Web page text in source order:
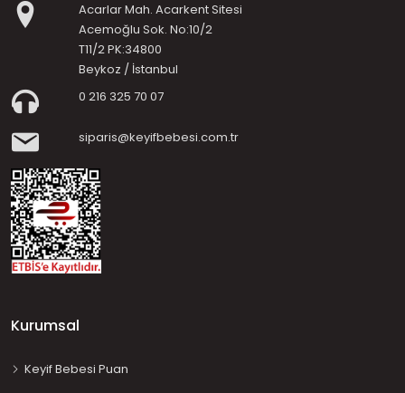
Acarlar Mah. Acarkent Sitesi
Acemoğlu Sok. No:10/2
T11/2 PK:34800
Beykoz / İstanbul
0 216 325 70 07
siparis@keyifbebesi.com.tr
Kurumsal
Keyif Bebesi Puan